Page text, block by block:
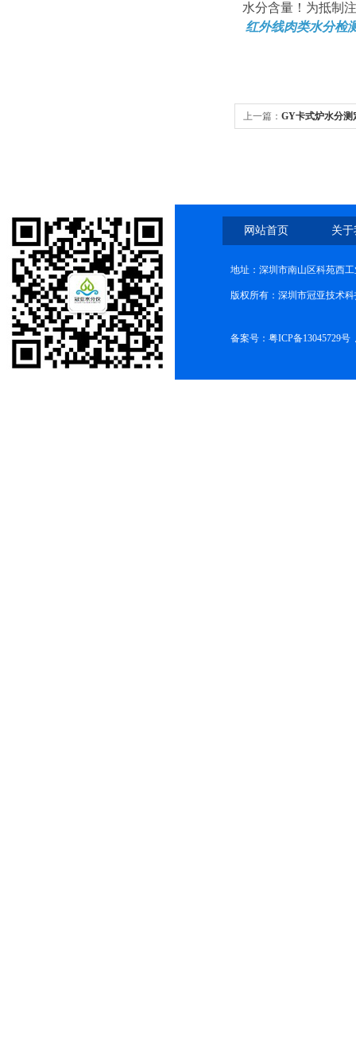
水分含量！为抵制
红外线肉类水分检
上一篇： GY卡式炉水分测
网站首页 关
地址：深圳市南山区科苑西
版权所有：深圳市冠亚技术
备案号： 粤ICP备13045729号